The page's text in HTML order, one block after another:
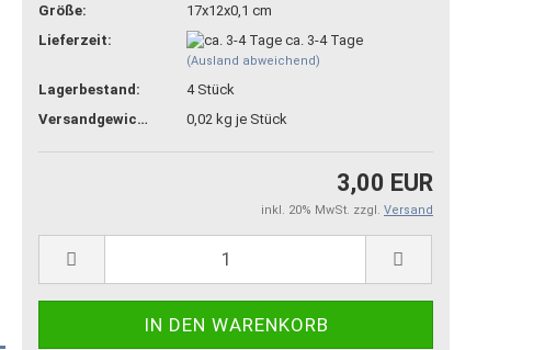
Größe:
17x12x0,1 cm
Lieferzeit:
ca. 3-4 Tage
(Ausland abweichend)
Lagerbestand: 4 Stück
Versandgewicht:
0,02 kg je Stück
3,00 EUR
inkl. 20% MwSt. zzgl. Versand